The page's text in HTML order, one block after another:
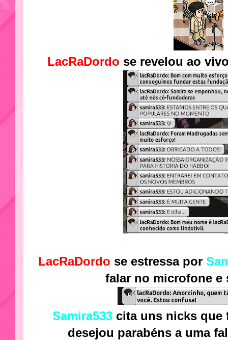
LacRaDordo se revelou ao
LacRaDordo se estressa por
falar no microfone e
Samira533 cita uns nicks que
desejou parabéns a uma